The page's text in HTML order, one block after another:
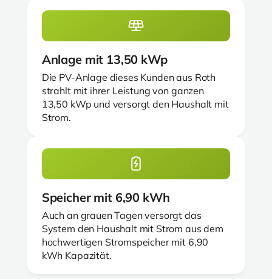
Anlage mit 13,50 kWp
Die PV-Anlage dieses Kunden aus Roth
strahlt mit ihrer Leistung von ganzen
13,50 kWp und versorgt den Haushalt mit
Strom.
Speicher mit 6,90 kWh
Auch an grauen Tagen versorgt das
System den Haushalt mit Strom aus dem
hochwertigen Stromspeicher mit 6,90
kWh Kapazität.